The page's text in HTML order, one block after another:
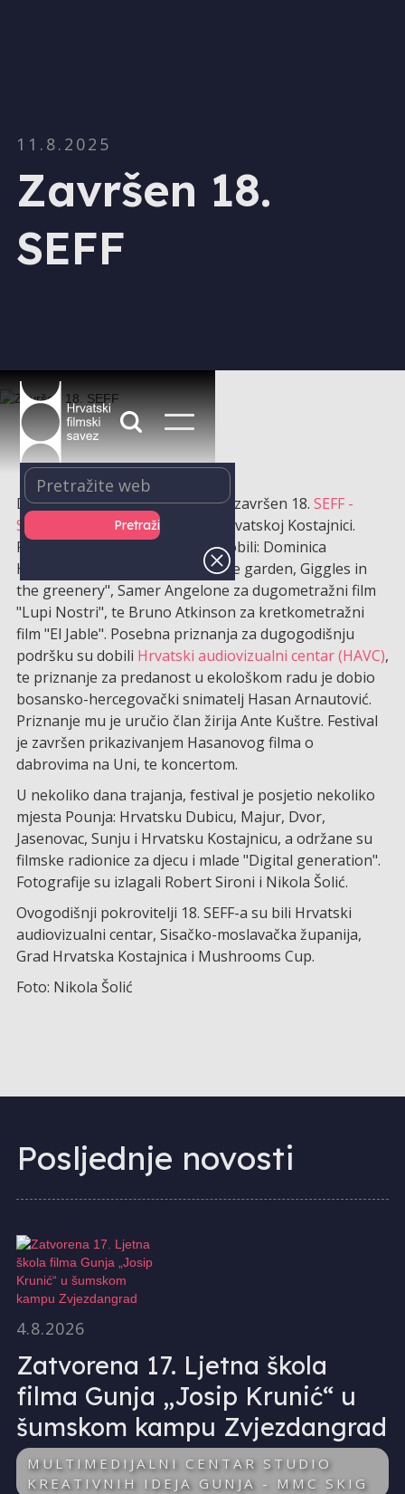
11.8.2025
Završen 18.
SEFF
Dodjelom nagrada, u nedjelju je završen 18. SEFF -
Smaragdni Eco Film Festival
u Hrvatskoj Kostajnici.
Plakete za najbolje filmove su dobili: Dominica
Harrison za animirani film "In the garden, Giggles in
the greenery", Samer Angelone za dugometražni film
"Lupi Nostri", te Bruno Atkinson za kretkometražni
film "El Jable". Posebna priznanja za dugogodišnju
podršku su dobili Hrvatski audiovizualni centar (HAVC),
te priznanje za predanost u ekološkom radu je dobio
bosansko-hercegovački snimatelj Hasan Arnautović.
Priznanje mu je uručio član žirija Ante Kuštre. Festival
je završen prikazivanjem Hasanovog filma o
dabrovima na Uni, te koncertom.
U nekoliko dana trajanja, festival je posjetio nekoliko
mjesta Pounja: Hrvatsku Dubicu, Majur, Dvor,
Jasenovac, Sunju i Hrvatsku Kostajnicu, a održane su
filmske radionice za djecu i mlade "Digital generation".
Fotografije su izlagali Robert Sironi i Nikola Šolić.
Ovogodišnji pokrovitelji 18. SEFF-a su bili Hrvatski
audiovizualni centar, Sisačko-moslavačka županija,
Grad Hrvatska Kostajnica i Mushrooms Cup.
Foto: Nikola Šolić
Posljednje novosti
4.8.2026
Zatvorena 17. Ljetna škola
filma Gunja „Josip Krunić“ u
šumskom kampu Zvjezdangrad
MULTIMEDIJALNI CENTAR STUDIO
KREATIVNIH IDEJA GUNJA - MMC SKIG